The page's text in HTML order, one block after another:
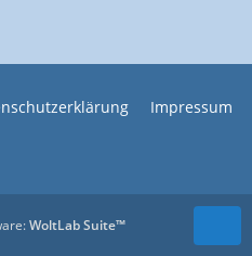
Impressum
WoltLab Suite™